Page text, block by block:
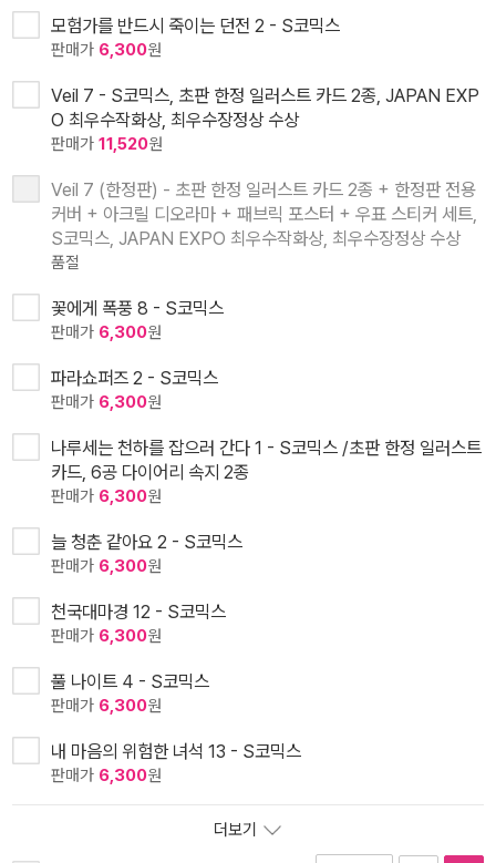
모험가를 반드시 죽이는 던전 2 - S코믹스
판매가 6,300원
Veil 7 - S코믹스, 초판 한정 일러스트 카드 2종, JAPAN EXP
O 최우수작화상, 최우수장정상 수상
판매가 11,520원
Veil 7 (한정판) - 초판 한정 일러스트 카드 2종 + 한정판 전용
커버 + 아크릴 디오라마 + 패브릭 포스터 + 우표 스티커 세트,
S코믹스, JAPAN EXPO 최우수작화상, 최우수장정상 수상
품절
꽃에게 폭풍 8 - S코믹스
판매가 6,300원
파라쇼퍼즈 2 - S코믹스
판매가 6,300원
나루세는 천하를 잡으러 간다 1 - S코믹스 /초판 한정 일러스트
카드, 6공 다이어리 속지 2종
판매가 6,300원
늘 청춘 같아요 2 - S코믹스
판매가 6,300원
천국대마경 12 - S코믹스
판매가 6,300원
풀 나이트 4 - S코믹스
판매가 6,300원
내 마음의 위험한 녀석 13 - S코믹스
판매가 6,300원
더보기